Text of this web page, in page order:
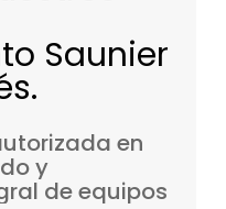
Saunier
en
y
deequipos